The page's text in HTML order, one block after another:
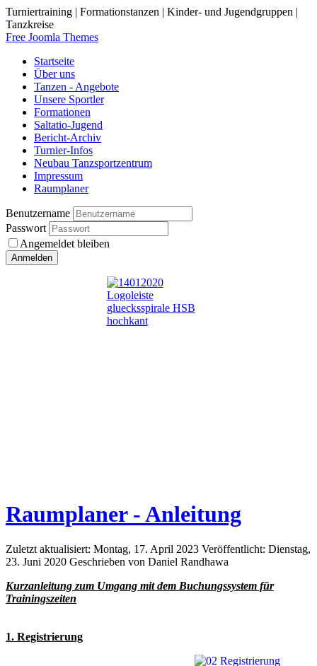
Turniertraining | Formationstanzen | Kinder- und Jugendgruppen |
Tanzkreise
Free Joomla Themes
Startseite
Über uns
Tanzen - Angebote
Unsere Sportler
Formationen
Saltatio-Jugend
Bericht-Archiv
Turnier-Infos
Neubau Tanzsportzentrum
Impressum
Raumplaner
Benutzername
Passwort
Angemeldet bleiben
Raumplaner - Anleitung
Zuletzt aktualisiert: Montag, 17. April 2023 Veröffentlicht: Dienstag,
23. Juni 2020 Geschrieben von Daniel Randhawa
Kurzanleitung zum Umgang mit dem Buchungssystem für
Trainingszeiten
1. Registrierung